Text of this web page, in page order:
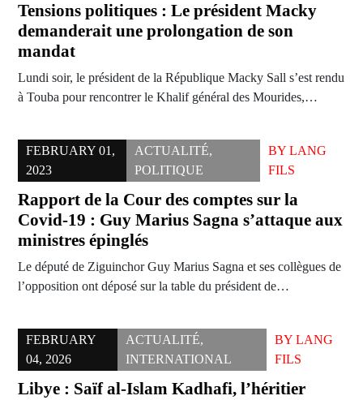
Tensions politiques : Le président Macky
demanderait une prolongation de son
mandat
Lundi soir, le président de la République Macky Sall s’est rendu
à Touba pour rencontrer le Khalif général des Mourides,…
FEBRUARY 01,
2023
ACTUALITÉ,
POLITIQUE
BY LANG
FILS
Rapport de la Cour des comptes sur la
Covid-19 : Guy Marius Sagna s’attaque aux
ministres épinglés
Le député de Ziguinchor Guy Marius Sagna et ses collègues de
l’opposition ont déposé sur la table du président de…
FEBRUARY
04, 2026
ACTUALITÉ,
INTERNATIONAL
BY LANG
FILS
Libye : Saïf al-Islam Kadhafi, l’héritier